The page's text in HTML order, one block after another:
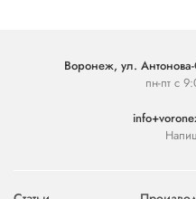
Воронеж, ул.
пн-пт с